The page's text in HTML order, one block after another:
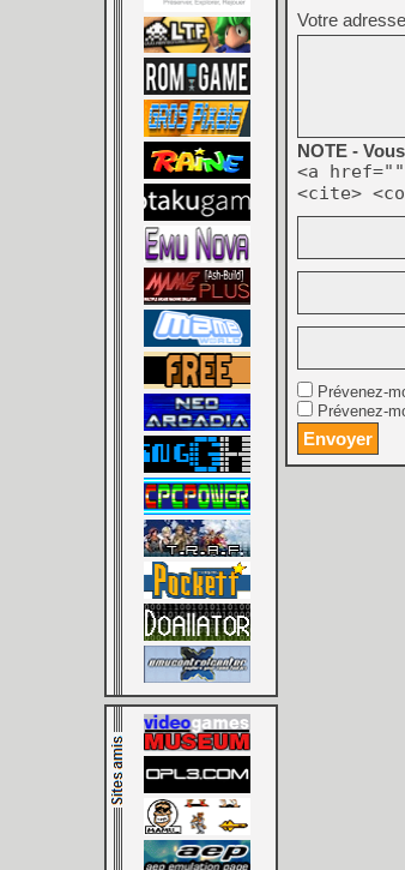
Votre
NOTE -
<a
<cite>
Prévenez-
Prévenez-